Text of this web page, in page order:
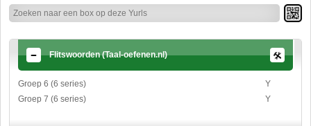
Flitswoorden (Taal-oefenen.nl)
Groep 6 (6 series)
Y
Groep 7 (6 series)
Y